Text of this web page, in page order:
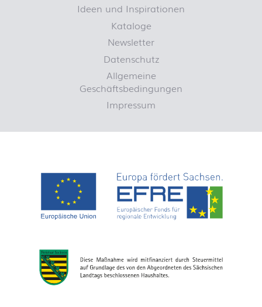
Ideen und Inspirationen
Kataloge
Newsletter
Datenschutz
Allgemeine
Geschäftsbedingungen
Impressum